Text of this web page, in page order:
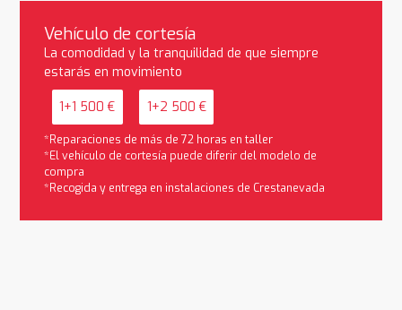
Vehículo de cortesía
La comodidad y la tranquilidad de que siempre
estarás en movimiento
1+1 500 € 1+2 500 €
*Reparaciones de más de 72 horas en taller
*El vehículo de cortesía puede diferir del modelo de
compra
*Recogida y entrega en instalaciones de Crestanevada